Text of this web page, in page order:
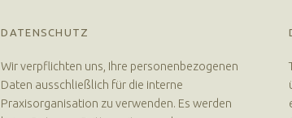
DATENSCHUTZ
Wir verpflichten uns, Ihre personenbezogenen
Daten ausschließlich für die interne
Praxisorganisation zu verwenden. Es werden